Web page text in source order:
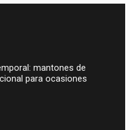
mantones de
para ocasiones